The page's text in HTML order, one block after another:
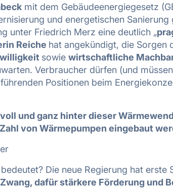
mit dem Gebäudeenergiegesetz
und energetischen
unter Friedrich Merz eine deutlich „
Reiche hat angekündigt, die Sorgen
sowiewirtschaftliche
Verbraucher dürfen (und
Positionen beim
und ganz hinter dieser
von Wärmepumpen eingebaut
Die neue Regierung hat erste
dafür stärkere Förderung und